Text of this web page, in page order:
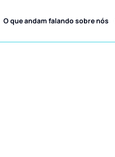
O que andam falando sobre nós